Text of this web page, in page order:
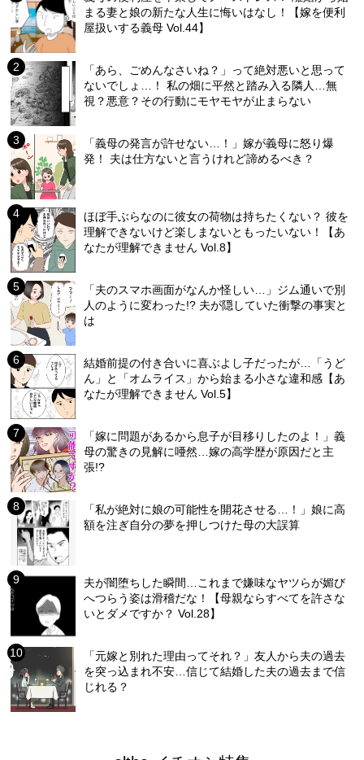
まる妻と娘の新たな人生に悔いはなし！【嫁を便利
屋扱いする義母 Vol.44】
「あら、ごめんなさいね？」って絶対悪いと思って
ないでしょ…！ 私の畑に平然と踏み入る隣人…無
視？悪意？その行動にモヤモヤが止まらない
「義母の発言が許せない…！」嫁が義母に怒り爆
発！ 夫は仕方ないと言うけれど諦めるべき？
ほぼ手ぶらなのに彼女の荷物は持ちたくない？ 彼を
理解できないけど楽しまないともったいない！【あ
なたが理解できません Vol.8】
「夫のスマホ画面がなんか怪しい…」ジム通いで別
人のように変わった!? 夫が隠していた衝撃の事実と
は
結婚前提の付き合いに喜ぶよし子だったが…「うど
ん」と「オムライス」から始まる小さな違和感【あ
なたが理解できません Vol.5】
「嫁に問題があるから息子が目移りしたのよ！」義
母の驚きの見解に唖然…嫁の高学歴が原因だと主
張!?
「私が絶対に娘の可能性を開花させる…！」娘に高
額を注ぎ自分の夢を押しつけた母の大誤算
夫が闇堕ちした瞬間…これまで嫌味なヤツらが媚び
へつらう姿は滑稽だな！【母親ならすべてを許さな
いとダメですか？ Vol.28】
「元嫁と別れた理由ってそれ？」友人から夫の過去
を突っ込まれ不安…信じて結婚した夫の過去まで信
じれる？